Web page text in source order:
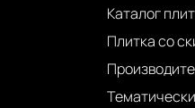
Каталог
Плитка со